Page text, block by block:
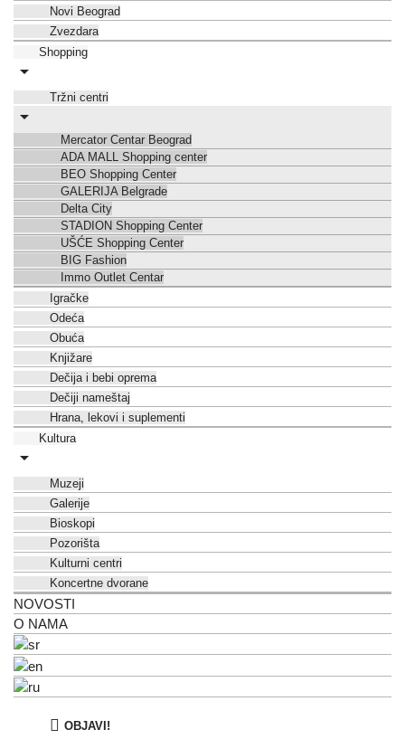
Novi Beograd
Zvezdara
Shopping
Tržni centri
Mercator Centar Beograd
ADA MALL Shopping center
BEO Shopping Center
GALERIJA Belgrade
Delta City
STADION Shopping Center
UŠĆE Shopping Center
BIG Fashion
Immo Outlet Centar
Igračke
Odeća
Obuća
Knjižare
Dečija i bebi oprema
Dečiji nameštaj
Hrana, lekovi i suplementi
Kultura
Muzeji
Galerije
Bioskopi
Pozorišta
Kulturni centri
Koncertne dvorane
NOVOSTI
O NAMA
OBJAVI!